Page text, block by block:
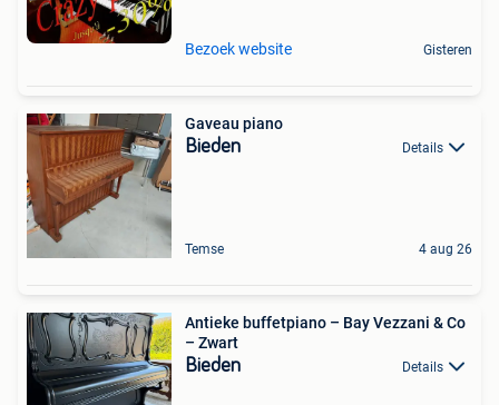
Bezoek website Gisteren
Gaveau piano
Bieden Details
Temse 4 aug 26
Antieke buffetpiano – Bay Vezzani & Co
– Zwart
Bieden Details